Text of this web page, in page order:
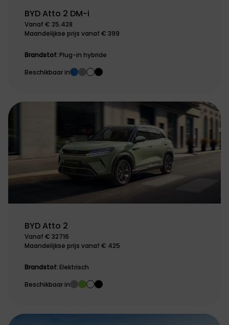
BYD Atto 2 DM-i
Vanaf € 25.428
Maandelijkse prijs vanaf € 399
Brandstof: Plug-in hybride
Beschikbaar in
BYD Atto 2
Vanaf € 32716
Maandelijkse prijs vanaf € 425
Brandstof: Elektrisch
Beschikbaar in